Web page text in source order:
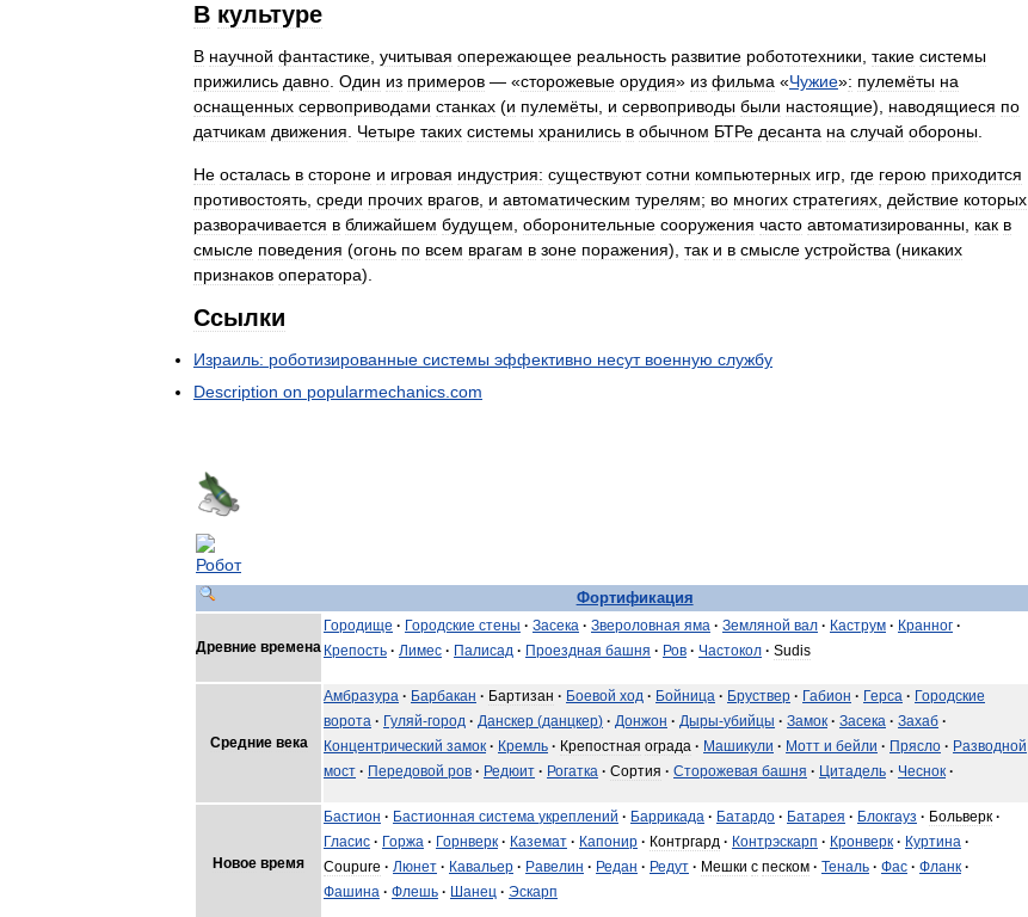
В культуре
В научной фантастике учитывая опережающее реальность развитие робототехники такие системы
прижились давно Один из примеров — «сторожевые орудия» из фильма «Чужие»: пулемёты на
оснащенных сервоприводами станках (и пулемёты и сервоприводы были настоящие), наводящиеся по
датчикам движения Четыре таких системы хранились в обычном БТРе десанта на случай обороны
Не осталась в стороне и игровая индустрия: существуют сотни компьютерных игр где герою приходится
противостоять среди прочих врагов и автоматическим турелям; во многих стратегиях действие которых
разворачивается в ближайшем будущем оборонительные сооружения часто автоматизированны как в
смысле поведения (огонь по всем врагам в зоне поражения), так и в смысле устройства (никаких
признаков оператора).
Ссылки
Израиль: роботизированные системы эффективно несут военную службу
Description on popularmechanics com
Фортификация
Древние времена
Городище · Городские стены · Засека · Звероловная яма · Земляной вал · Каструм · Кранног ·
Крепость · Лимес · Палисад · Проездная башня · Ров · Частокол · Sudis
Средние века
Амбразура · Барбакан · Бартизан · Боевой ход · Бойница · Бруствер · Габион · Герса · Городские
ворота · Гуляй-город · Данскер (данцкер) · Донжон · Дыры-убийцы · Замок · Засека · Захаб ·
Концентрический замок · Кремль · Крепостная ограда · Машикули · Мотт и бейли · Прясло · Разводной
мост · Передовой ров · Редюит · Рогатка · Сортия · Сторожевая башня · Цитадель · Чеснок ·
Новое время
Бастион · Бастионная система укреплений · Баррикада · Батардо · Батарея · Блокгауз · Больверк ·
Гласис · Горжа · Горнверк · Каземат · Капонир · Контргард · Контрэскарп · Кронверк · Куртина ·
Coupure · Люнет · Кавальер · Равелин · Редан · Редут · Мешки с песком · Теналь · Фас · Фланк ·
Фашина · Флешь · Шанец · Эскарп